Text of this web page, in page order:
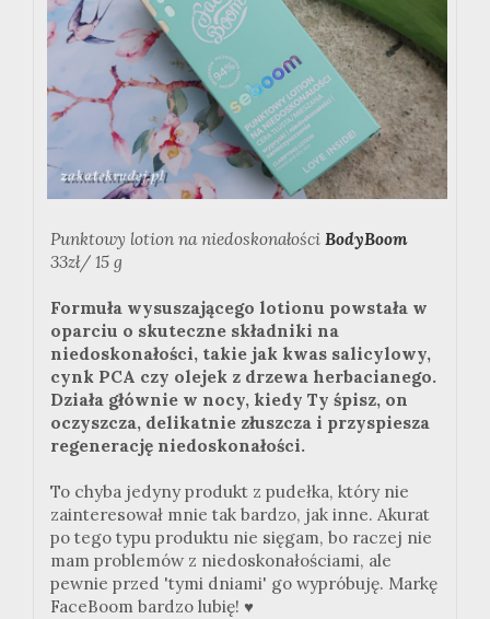
Punktowy lotion na niedoskonałości BodyBoom
33zł/ 15 g
Formuła wysuszającego lotionu powstała w
oparciu o skuteczne składniki na
niedoskonałości, takie jak kwas salicylowy,
cynk PCA czy olejek z drzewa herbacianego.
Działa głównie w nocy, kiedy Ty śpisz, on
oczyszcza, delikatnie złuszcza i przyspiesza
regenerację niedoskonałości.
To chyba jedyny produkt z pudełka, który nie
zainteresował mnie tak bardzo, jak inne. Akurat
po tego typu produktu nie sięgam, bo raczej nie
mam problemów z niedoskonałościami, ale
pewnie przed 'tymi dniami' go wypróbuję. Markę
FaceBoom bardzo lubię! ♥